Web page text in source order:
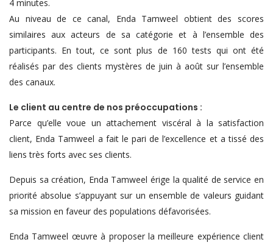
4 minutes.
Au niveau de ce canal, Enda Tamweel obtient des scores
similaires aux acteurs de sa catégorie et à l’ensemble des
participants. En tout, ce sont plus de 160 tests qui ont été
réalisés par des clients mystères de juin à août sur l’ensemble
des canaux.
Le client au centre de nos préoccupations :
Parce qu’elle voue un attachement viscéral à la satisfaction
client, Enda Tamweel a fait le pari de l’excellence et a tissé des
liens très forts avec ses clients.
Depuis sa création, Enda Tamweel érige la qualité de service en
priorité absolue s’appuyant sur un ensemble de valeurs guidant
sa mission en faveur des populations défavorisées.
Enda Tamweel œuvre à proposer la meilleure expérience client